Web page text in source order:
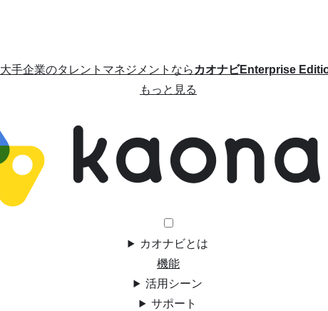
大手企業のタレントマネジメントならカオナビEnterprise
もっと見る
カオナビとは
機能
活用シーン
サポート